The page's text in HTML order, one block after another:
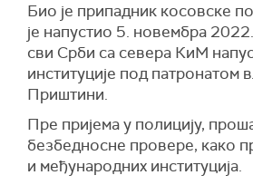
Био је припадник косовске
је напустио 5. новембра
сви Срби са севера КиМ
институције под патронатом
Приштини.
Пре пријема у полицију,
безбедносне провере, како
и међународних институција.